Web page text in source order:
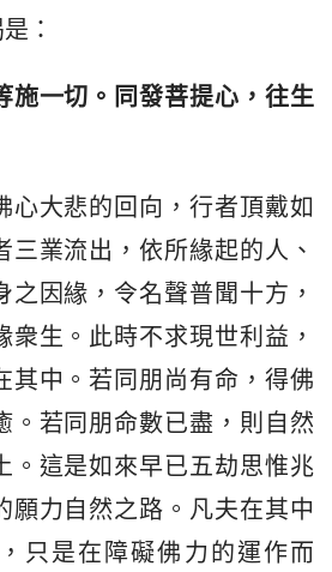
：
施一切。同發菩提心，往生
心大悲的回向，行者頂戴如
三業流出，依所緣起的人、
之因緣，令名聲普聞十方，
衆生。此時不求現世利益，
其中。若同朋尚有命，得佛
。若同朋命數已盡，則自然
。這是如來早已五劫思惟兆
願力自然之路。凡夫在其中
只是在障礙佛力的運作而